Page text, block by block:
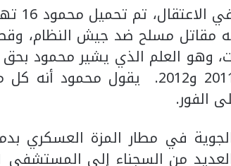
بعد أن
مقاتل مسلح ضد جيش النظام،
وهو العلم الذي يشير محمود
به فعليًا في سوريا خلال عامي 2011 و2012.
الفور.
في مطار المزة العسكري